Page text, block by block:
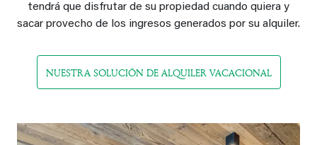
tendrá que disfrutar de su propiedad cuando quiera y
sacar provecho de los ingresos generados por su alquiler.
NUESTRA SOLUCIÓN DE ALQUILER VACACIONAL